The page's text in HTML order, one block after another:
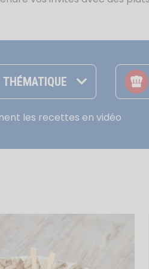
THÉMATIQUE
les recettes en vidéo